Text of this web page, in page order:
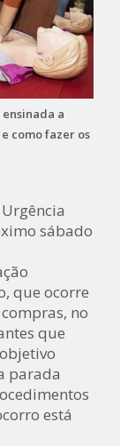
ensinada a
como fazer os
sábado
que ocorre
no
que
parada
está